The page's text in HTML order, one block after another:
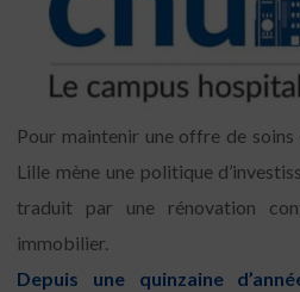
Pour maintenir une offre de
Lille mène une politique
traduit par une rénovation
immobilier.
Depuis une quinzaine